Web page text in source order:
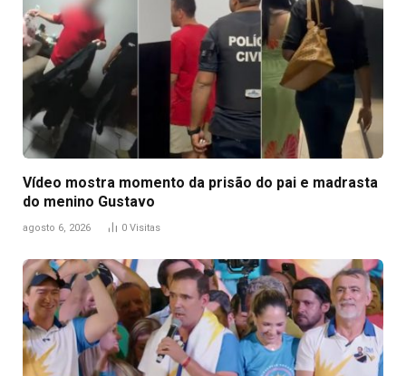
Vídeo mostra momento da prisão do pai e madrasta
do menino Gustavo
agosto 6, 2026 0 Visitas